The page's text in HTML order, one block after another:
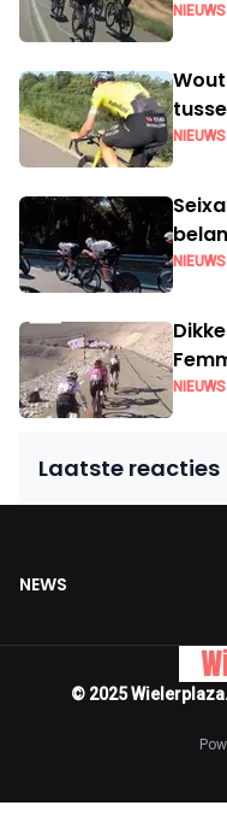
NIEUWS
NIEUWS
NIEUWS
NIEUWS
Laatste reacties
NEWS
© 2025